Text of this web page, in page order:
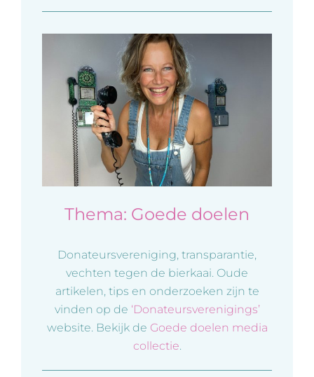
Thema: Goede doelen
Donateursvereniging, transparantie,
vechten tegen de bierkaai. Oude
artikelen, tips en onderzoeken zijn te
vinden op de ‘Donateursverenigings’
website. Bekijk de Goede doelen media
collectie.